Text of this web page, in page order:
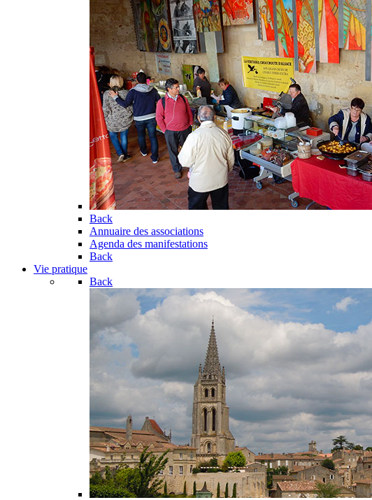
Back
Annuaire des associations
Agenda des manifestations
Back
Vie pratique
Back